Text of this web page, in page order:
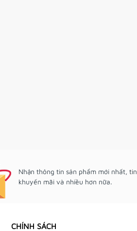
Nhận thông tin sản phẩm mới nhất, tin
khuyến mãi và nhiều hơn nữa.
CHÍNH SÁCH